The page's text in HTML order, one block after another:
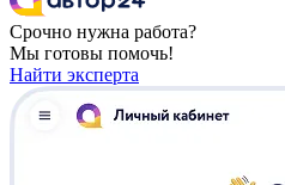
Срочно нужна работа?
Мы готовы помочь!
Найти эксперта